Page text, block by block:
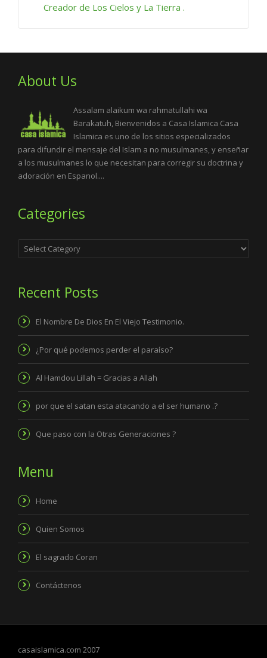
Creador de Los Cielos y La Tierra .
About Us
Assalam alaikum wa rahmatullahi wa
Barakatuh, Bienvenidos a Casa Islamica Casa
Islamica es uno de los sitios especializados
para difundir el mensaje del Islam a no musulmanes, y enseñar
a los musulmanes lo que necesitan para corregir su doctrina y
adoración en Espanol....
Categories
Categories
Recent Posts
El Nombre De Dios En El Viejo Testimonio.
¿Por qué podemos perder el paraíso?
Al Hamdou Lillah = Gracias a Allah
por que el satan esta atacando a el ser humano .?
Que paso con la Otras Generaciones ?
Menu
Home
Quien Somos
El sagrado Coran
Contáctenos
casaislamica.com 2007